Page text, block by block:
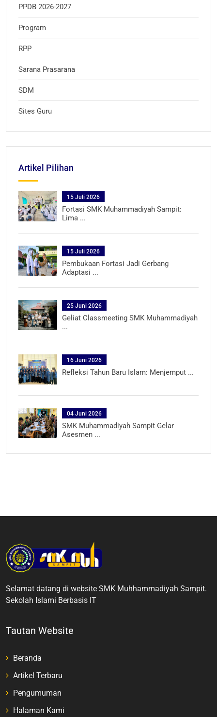
PPDB 2026-2027
Program
RPP
Sarana Prasarana
SDM
Sites Guru
Artikel Pilihan
15 Juli 2026
Fortasi SMK Muhammadiyah Sampit:
Lima ...
15 Juli 2026
Pembukaan Fortasi Jadi Gerbang
Adaptasi ...
25 Juni 2026
Geliat Classmeeting SMK Muhammadiyah
...
16 Juni 2026
Refleksi Tahun Baru Islam: Menjemput ...
04 Juni 2026
SMK Muhammadiyah Sampit Gelar
Asesmen ...
Selamat datang di website SMK Muhhammadiyah Sampit.
Sekolah Islami Berbasis IT
Tautan Website
Beranda
Artikel Terbaru
Pengumuman
Halaman Kami